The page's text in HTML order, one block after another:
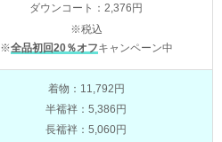
ダウンコート：2,376円
※税込
※全品初回20％オフキャンペーン中
着物：11,792円
半襦袢：5,386円
長襦袢：5,060円